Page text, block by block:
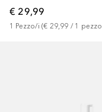
€ 29,99
1 Pezzo/i (€ 29,99 / 1 pezzo